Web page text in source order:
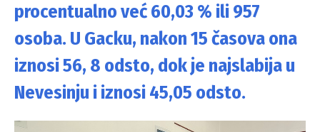
procentualno već 60,03 % ili 957
osoba. U Gacku, nakon 15 časova ona
iznosi 56, 8 odsto, dok je najslabija u
Nevesinju i iznosi 45,05 odsto.